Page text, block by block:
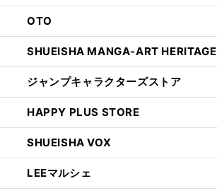
OTO
SHUEISHA MANGA-ART HERITAGE
ジャンプキャラクターズストア
HAPPY PLUS STORE
SHUEISHA VOX
LEEマルシェ